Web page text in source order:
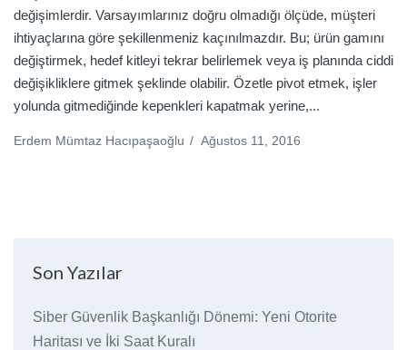
değişimlerdir. Varsayımlarınız doğru olmadığı ölçüde, müşteri
ihtiyaçlarına göre şekillenmeniz kaçınılmazdır. Bu; ürün gamını
değiştirmek, hedef kitleyi tekrar belirlemek veya iş planında ciddi
değişikliklere gitmek şeklinde olabilir. Özetle pivot etmek, işler
yolunda gitmediğinde kepenkleri kapatmak yerine,...
Erdem Mümtaz Hacıpaşaoğlu / Ağustos 11, 2016
Son Yazılar
Siber Güvenlik Başkanlığı Dönemi: Yeni Otorite
Haritası ve İki Saat Kuralı